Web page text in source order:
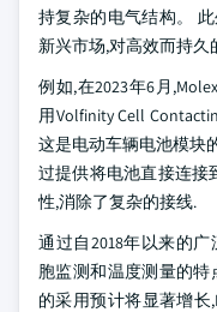
持复杂的电气结构。
新兴市场,对高效而持久
例如,在2023年6月
用Volfinity Cell
这是电动车辆电池模块
过提供将电池直接连接
性,消除了复杂的接线.
通过自2018年以来的
胞监测和温度测量的特
的采用预计将显著增